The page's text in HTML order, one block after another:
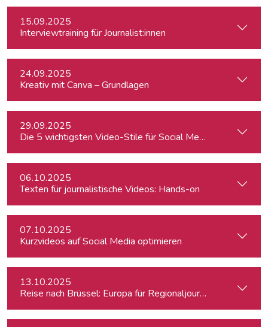
15.09.2025
Interviewtraining für Journalist:innen
24.09.2025
Kreativ mit Canva – Grundlagen
29.09.2025
Die 5 wichtigsten Video-Stile für Social Media - Linz
06.10.2025
Texten für journalistische Videos: Hands-on
07.10.2025
Kurzvideos auf Social Media optimieren
13.10.2025
Reise nach Brüssel: Europa für Regionaljournalist:innen